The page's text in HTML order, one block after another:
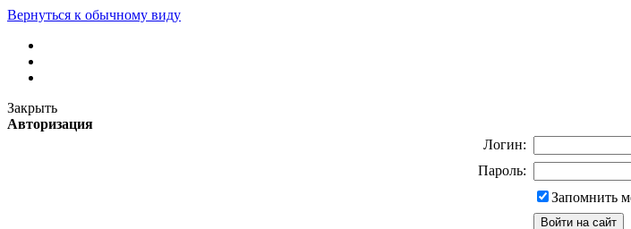
Вернуться к обычному виду
Закрыть
Авторизация
Логин:
Пароль:
Запомнить